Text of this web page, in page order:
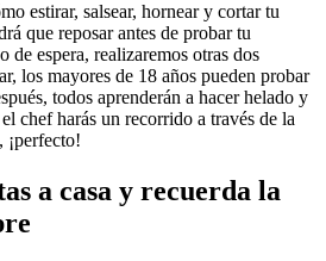
estirar, salsear, hornear y cortar tu
que reposar antes de probar tu
de espera, realizaremos otras dos
los mayores de 18 años pueden probar
todos aprenderán a hacer helado y
chef harás un recorrido a través de la
¡perfecto!
a casa y recuerda la